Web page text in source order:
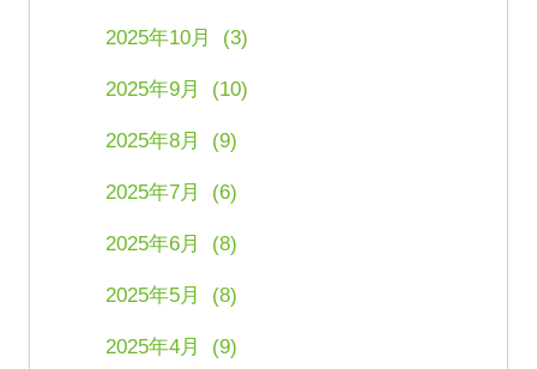
2025年10月 (3)
2025年9月 (10)
2025年8月 (9)
2025年7月 (6)
2025年6月 (8)
2025年5月 (8)
2025年4月 (9)